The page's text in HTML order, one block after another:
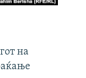
на